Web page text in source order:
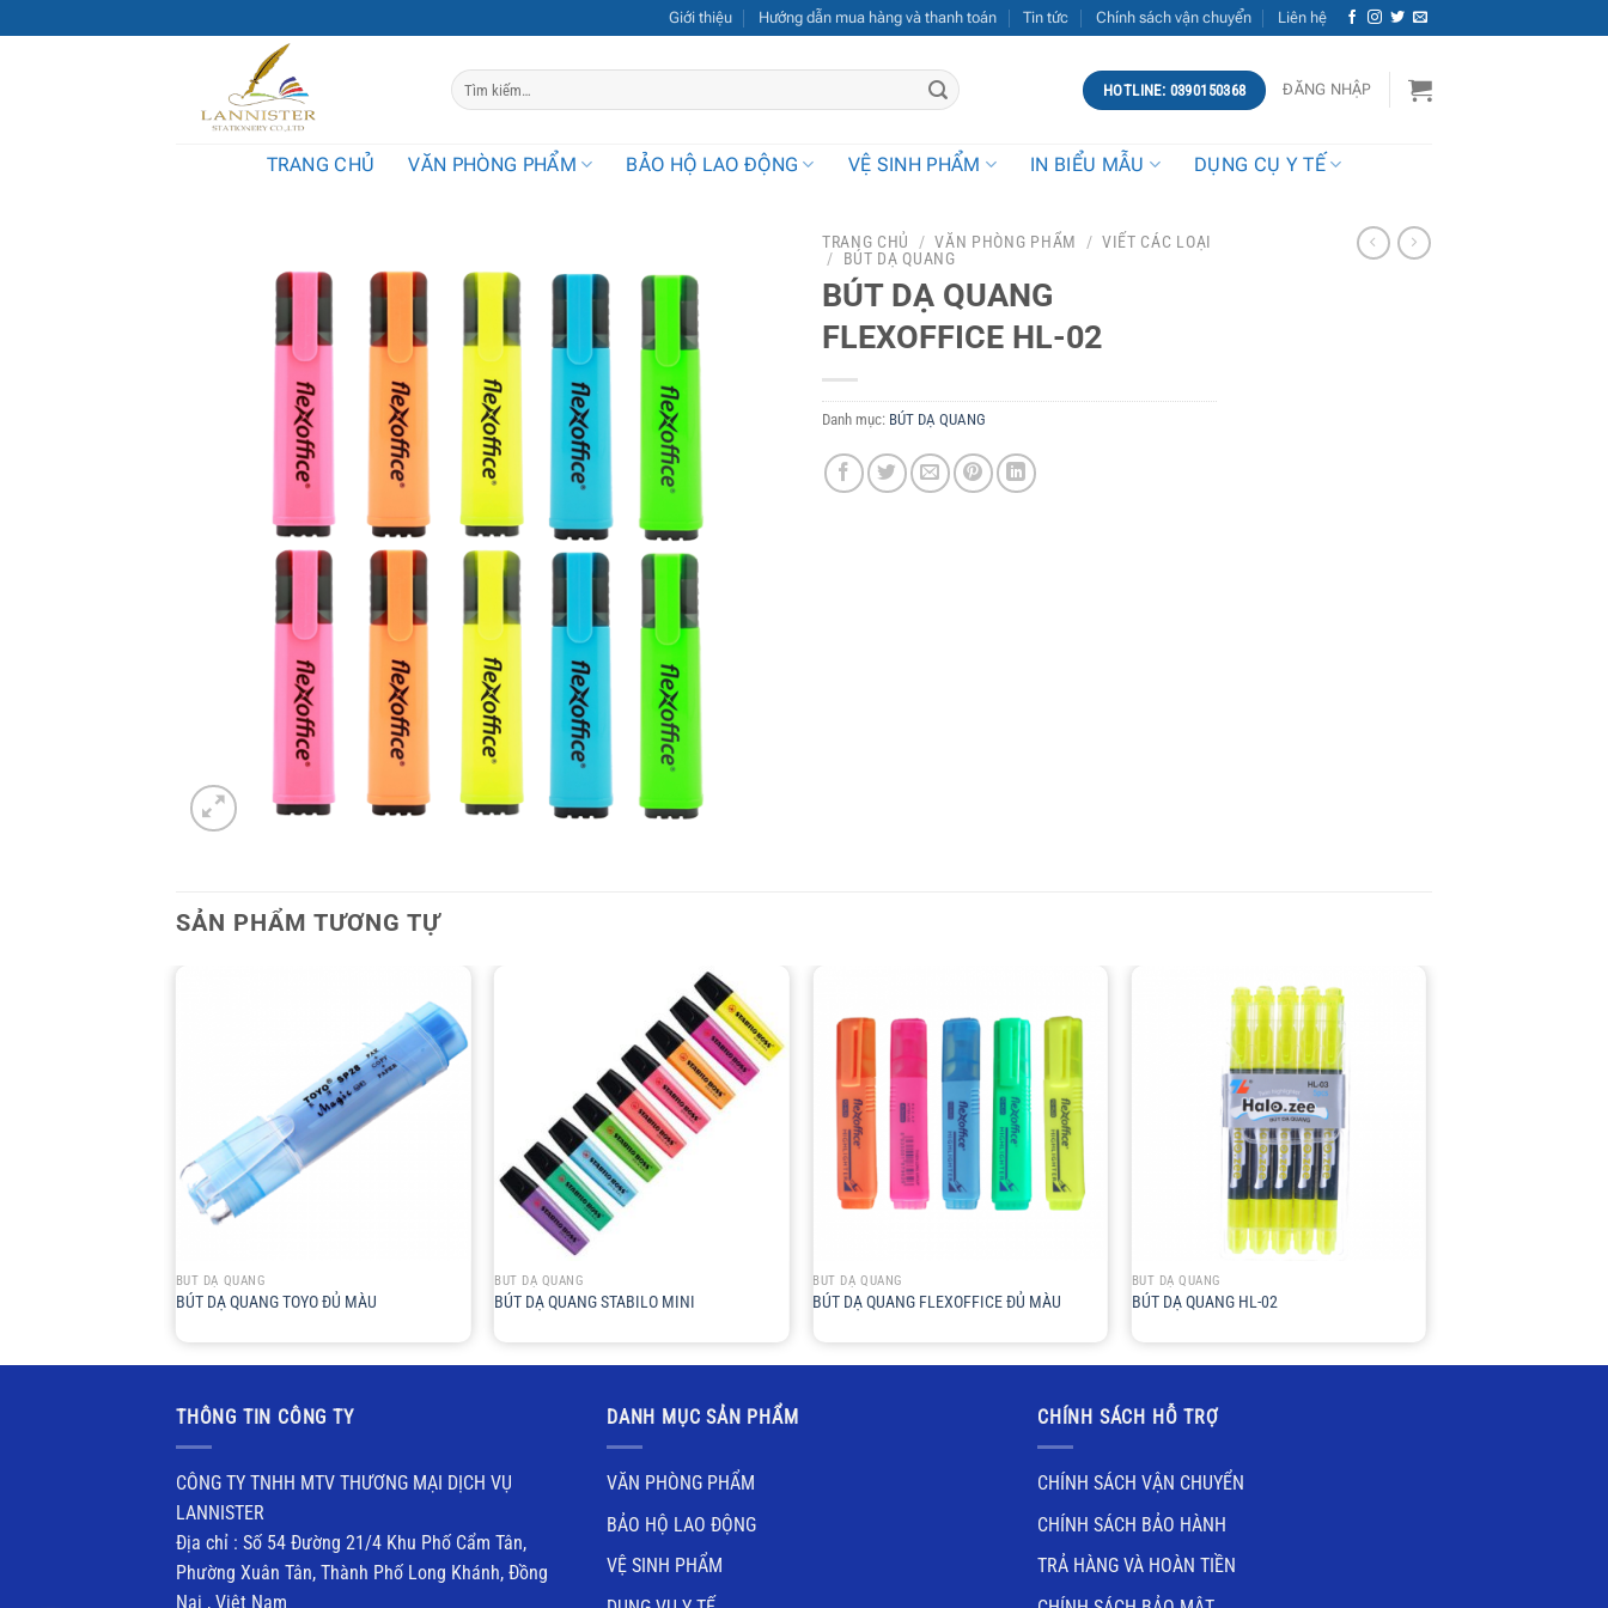
đến
Giới thiệu Hướng dẫn mua hàng và thanh toán Tin tức Chính sách vận chuyển Liên hệ
Tìm
kiếm:
HOTLINE: 0390150368 ĐĂNG NHẬP
TRANG CHỦ VĂN PHÒNG PHẨM BẢO HỘ LAO ĐỘNG VỆ SINH PHẨM IN BIỂU MẪU DỤNG CỤ Y TẾ
TRANG CHỦ / VĂN PHÒNG PHẨM / VIẾT CÁC LOẠI
/
BÚT DẠ QUANG
BÚT DẠ QUANG
FLEXOFFICE HL-02
Danh mục: BÚT DẠ QUANG
SẢN PHẨM TƯƠNG TỰ
BÚT DẠ QUANG
BÚT DẠ QUANG TOYO ĐỦ MÀU
BÚT DẠ QUANG
BÚT DẠ QUANG STABILO MINI
BÚT DẠ QUANG
BÚT DẠ QUANG FLEXOFFICE ĐỦ MÀU
BÚT DẠ QUANG
BÚT DẠ QUANG HL-02
THÔNG TIN CÔNG TY
CÔNG TY TNHH MTV THƯƠNG MẠI DỊCH VỤ
LANNISTER
Địa chỉ : Số 54 Đường 21/4 Khu Phố Cẩm Tân,
Phường Xuân Tân, Thành Phố Long Khánh, Đồng
Nai , Việt Nam
DANH MỤC SẢN PHẨM
VĂN PHÒNG PHẨM
BẢO HỘ LAO ĐỘNG
VỆ SINH PHẨM
CHÍNH SÁCH HỖ TRỢ
CHÍNH SÁCH VẬN CHUYỂN
CHÍNH SÁCH BẢO HÀNH
TRẢ HÀNG VÀ HOÀN TIỀN